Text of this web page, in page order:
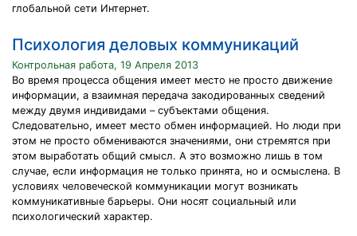
глобальной сети Интернет.
Психология деловых коммуникаций
Контрольная работа, 19 Апреля 2013
Во время процесса общения имеет место не просто движение
информации, а взаимная передача закодированных сведений
между двумя индивидами – субъектами общения.
Следовательно, имеет место обмен информацией. Но люди при
этом не просто обмениваются значениями, они стремятся при
этом выработать общий смысл. А это возможно лишь в том
случае, если информация не только принята, но и осмыслена. В
условиях человеческой коммуникации могут возникать
коммуникативные барьеры. Они носят социальный или
психологический характер.